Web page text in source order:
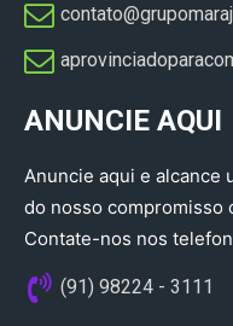
ANUNCIE AQUI
Anuncie aqui e alcance
do nosso compromisso
Contate-nos nos
(91) 98224 - 3111